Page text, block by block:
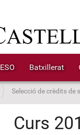
ESO Batxillerat
Selecció de crèdits
Curs